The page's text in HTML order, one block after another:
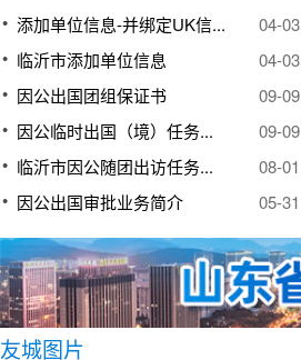
添加单位信息-并绑定UK信...
04-03
临沂市添加单位信息
04-03
因公出国团组保证书
09-09
因公临时出国（境）任务...
09-09
临沂市因公随团出访任务...
08-01
因公出国审批业务简介
05-31
友城图片